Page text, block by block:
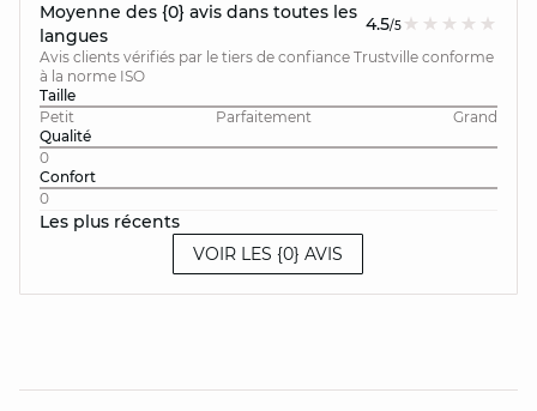
Moyenne des {0} avis dans toutes les
langues
4.5/5
Avis clients vérifiés par le tiers de confiance Trustville conforme
à la norme ISO
Taille
Petit
Parfaitement
Grand
Qualité
0
Confort
0
Les plus récents
VOIR LES {0} AVIS